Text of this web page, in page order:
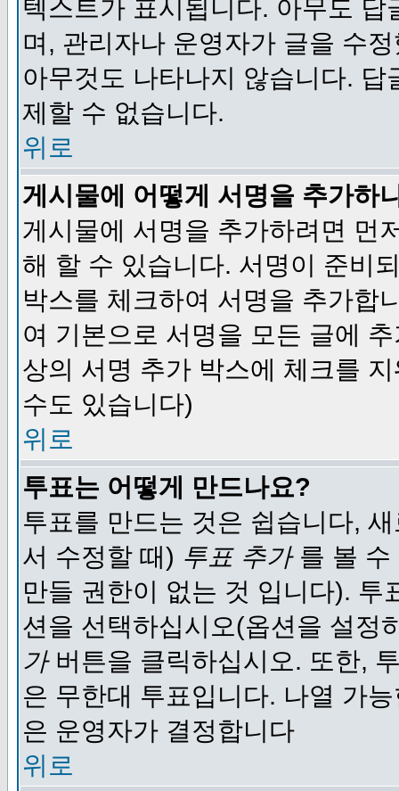
텍스트가 표시됩니다. 아무도
며, 관리자나 운영자가 글을 수
아무것도 나타나지 않습니다.
제할 수 없습니다.
위로
게시물에 어떻게 서명을 추가하
게시물에 서명을 추가하려면 먼
해 할 수 있습니다. 서명이 준비
박스를 체크하여 서명을 추가합
여 기본으로 서명을 모든 글에
상의 서명 추가 박스에 체크를
수도 있습니다)
위로
투표는 어떻게 만드나요?
투표를 만드는 것은 쉽습니다,
서 수정할 때) 투표 추가를 볼 수
만들 권한이 없는 것 입니다).
션을 선택하십시오(옵션을 설정
가버튼을 클릭하십시오. 또한,
은 무한대 투표입니다. 나열 가
은 운영자가 결정합니다
위로